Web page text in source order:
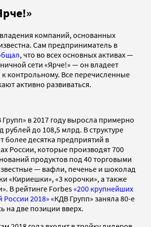
владения компаний, основанных
Сам предприниматель в
, что во всех основных активах —
сети «Ярче!» — он владеет
контрольному. Все перечисленные
активно развиваться.
в 2017 году выросла примерно
рублей до 108,5 млрд. В структуре
более десятка предприятий в
России, которые производят 700
продуктов под 40 торговыми
— вафли, печенье и шоколад
«Кириешки», «3 корочки», а также
В рейтинге Forbes«200 крупнейших
2018» «КДВ Групп» заняла 80-е
на две позиции вверх.